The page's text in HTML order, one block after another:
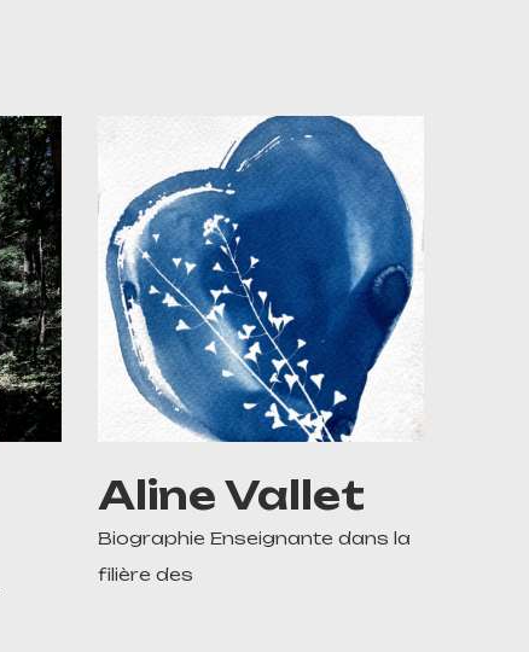
Aline Vallet
Biographie Enseignante dans la
filière des